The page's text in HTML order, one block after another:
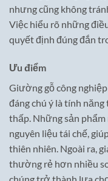
nhưng cũng không
Việc hiểu rõ những
quyết định đúng đắn
Ưu điểm
Giường gỗ công
đáng chú ý là tính
thấp. Những sản
nguyên liệu tái chế,
thiên nhiên. Ngoài ra,
thường rẻ hơn nhiều
chúng trở thành lựa